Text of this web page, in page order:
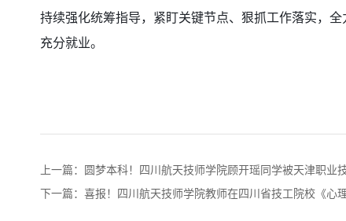
持续强化统筹指导，紧盯关键节点、狠抓工作落实，
充分就业。
上一篇：
圆梦本科！四川航天技师学院顾开瑶同学被天津职业
下一篇： 喜报！四川航天技师学院教师在四川省技工院校《心